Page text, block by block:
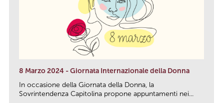
8 Marzo 2024 - Giornata Internazionale della Donna
In occasione della Giornata della Donna, la
Sovrintendenza Capitolina propone appuntamenti nei...